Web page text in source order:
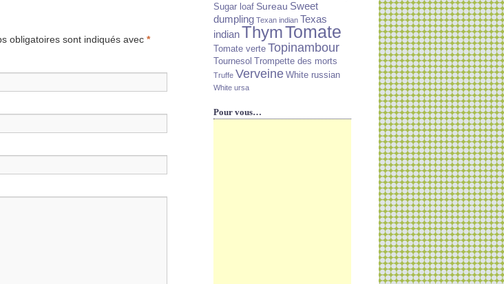
obligatoires sont indiqués avec *
Sugar loaf Sureau Sweet
dumpling Texan indian Texas
indianThymTomate
Tomate verte Topinambour
Tournesol Trompette des morts
Truffe Verveine White russian
White ursa
Pour vous…